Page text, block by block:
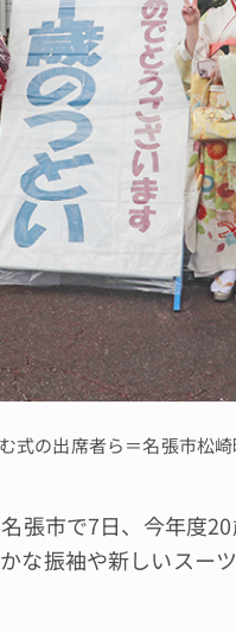
式の出席者ら＝名張市松崎
張市で7日、今年度
な振袖や新しいスー